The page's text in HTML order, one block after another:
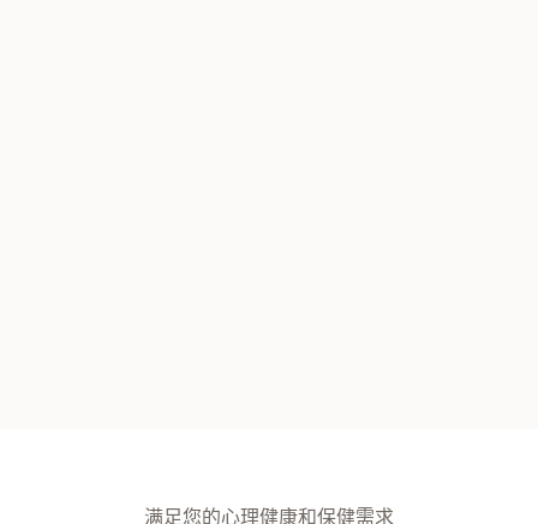
满足您的心理健康和保健需求